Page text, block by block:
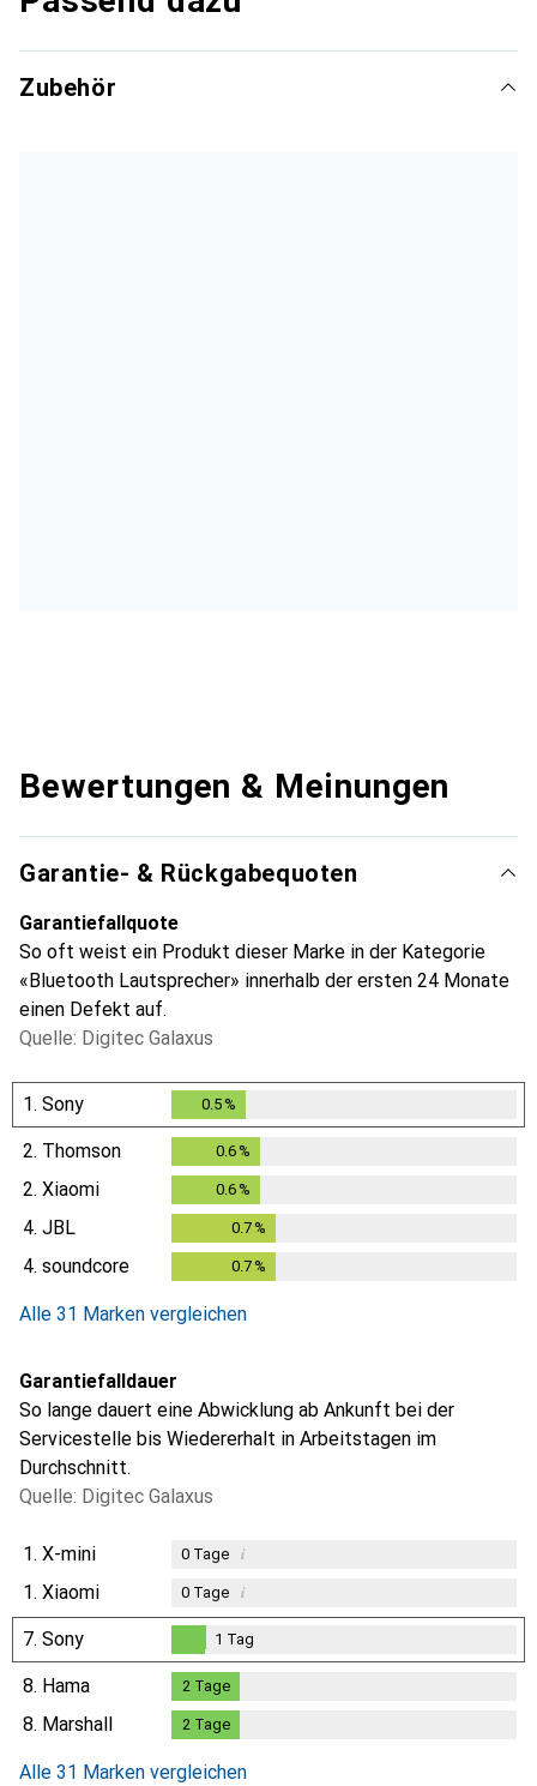
Zubehör
Bewertungen & Meinungen
Garantie- & Rückgabequoten
Garantiefallquote
So oft weist ein Produkt dieser Marke in der Kategorie
«Bluetooth Lautsprecher» innerhalb der ersten 24 Monate
einen Defekt auf.
Quelle: Digitec Galaxus
1. Sony 0.5%
2. Thomson 0.6 %
2. Xiaomi 0.6 %
4. JBL 0.7%
4. soundcore 0.7%
Alle 31 Marken vergleichen
Garantiefalldauer
So lange dauert eine Abwicklung ab Ankunft bei der
Servicestelle bis Wiedererhalt in Arbeitstagen im
Durchschnitt.
Quelle: Digitec Galaxus
1. X-mini 0Tage i
1. Xiaomi 0Tage i
7. Sony
1Tag
1 Tag
8. Hama 2 Tage
8. Marshall 2 Tage
Alle 31 Marken vergleichen